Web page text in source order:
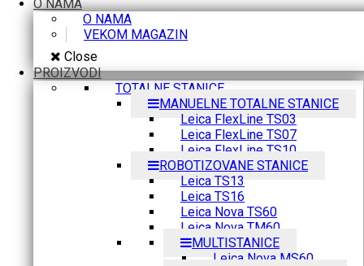
O NAMA
O NAMA
VEKOM MAGAZIN
Close
PROIZVODI
TOTALNE STANICE
MANUELNE TOTALNE STANICE
Leica FlexLine TS03
Leica FlexLine TS07
Leica FlexLine TS10
ROBOTIZOVANE STANICE
Leica TS13
Leica TS16
Leica Nova TS60
Leica Nova TM60
MULTISTANICE
Leica Nova MS60